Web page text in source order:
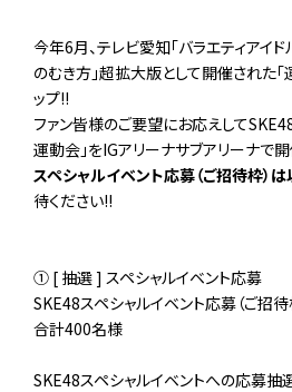
今年6月、テレビ愛知「バラエティアイ
のむき方」超拡大版として開催された「
ップ!!
ファン皆様のご要望にお応えして
運動会」をIGアリーナサブアリーナで開
スペシャルイベント応募（ご招待枠）は
待ください!!
① [ 抽選 ] スペシャルイベント応募
SKE48スペシャルイベント応募（ご招待
合計400名様
SKE48スペシャルイベントへの応募抽